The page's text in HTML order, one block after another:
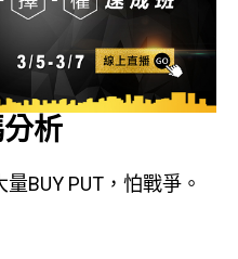
析
BUY PUT，怕戰爭。